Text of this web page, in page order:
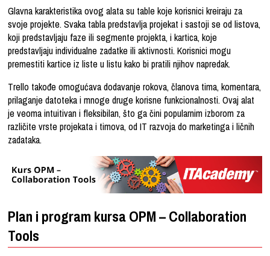
Glavna karakteristika ovog alata su table koje korisnici kreiraju za
svoje projekte. Svaka tabla predstavlja projekat i sastoji se od listova,
koji predstavljaju faze ili segmente projekta, i kartica, koje
predstavljaju individualne zadatke ili aktivnosti. Korisnici mogu
premestiti kartice iz liste u listu kako bi pratili njihov napredak.
Trello takođe omogućava dodavanje rokova, članova tima, komentara,
prilaganje datoteka i mnoge druge korisne funkcionalnosti. Ovaj alat
je veoma intuitivan i fleksibilan, što ga čini popularnim izborom za
različite vrste projekata i timova, od IT razvoja do marketinga i ličnih
zadataka.
Plan i program kursa OPM – Collaboration
Tools